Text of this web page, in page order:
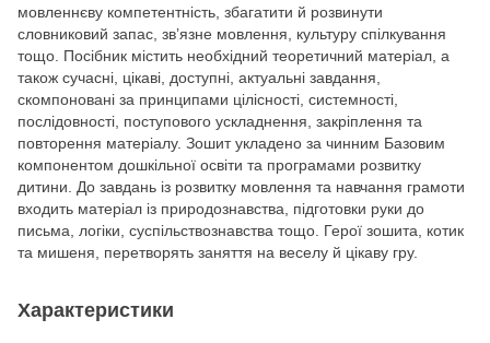
мовленнєву компетентність, збагатити й розвинути
словниковий запас, зв’язне мовлення, культуру спілкування
тощо. Посібник містить необхідний теоретичний матеріал, а
також сучасні, цікаві, доступні, актуальні завдання,
скомпоновані за принципами цілісності, системності,
послідовності, поступового ускладнення, закріплення та
повторення матеріалу. Зошит укладено за чинним Базовим
компонентом дошкільної освіти та програмами розвитку
дитини. До завдань із розвитку мовлення та навчання грамоти
входить матеріал із природознавства, підготовки руки до
письма, логіки, суспільствознавства тощо. Герої зошита, котик
та мишеня, перетворять заняття на веселу й цікаву гру.
Характеристики